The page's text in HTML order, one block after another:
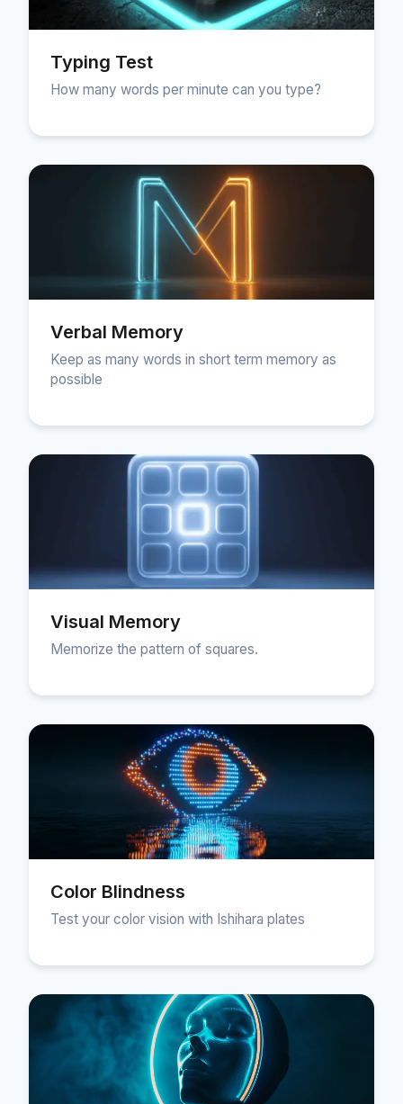
Typing Test
How many words per minute can you type?
Verbal Memory
Keep as many words in short term memory as
possible
Visual Memory
Memorize the pattern of squares.
Color Blindness
Test your color vision with Ishihara plates